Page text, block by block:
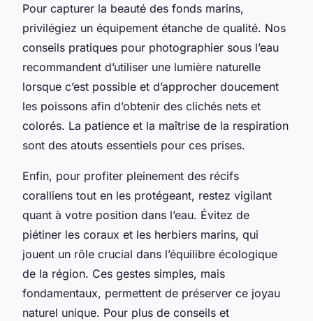
Pour capturer la beauté des fonds marins,
privilégiez un équipement étanche de qualité. Nos
conseils pratiques pour photographier sous l’eau
recommandent d’utiliser une lumière naturelle
lorsque c’est possible et d’approcher doucement
les poissons afin d’obtenir des clichés nets et
colorés. La patience et la maîtrise de la respiration
sont des atouts essentiels pour ces prises.
Enfin, pour profiter pleinement des récifs
coralliens tout en les protégeant, restez vigilant
quant à votre position dans l’eau. Évitez de
piétiner les coraux et les herbiers marins, qui
jouent un rôle crucial dans l’équilibre écologique
de la région. Ces gestes simples, mais
fondamentaux, permettent de préserver ce joyau
naturel unique. Pour plus de conseils et